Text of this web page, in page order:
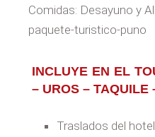
Comidas: Desayuno y
paquete-turistico-puno
INCLUYE EN EL
– UROS – TAQUILE
Traslados del